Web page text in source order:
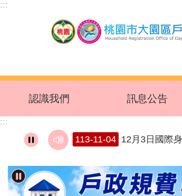
跳到主要內容區塊
:::
認識我們 訊息公告
:::
113-11-04 12月3日國際